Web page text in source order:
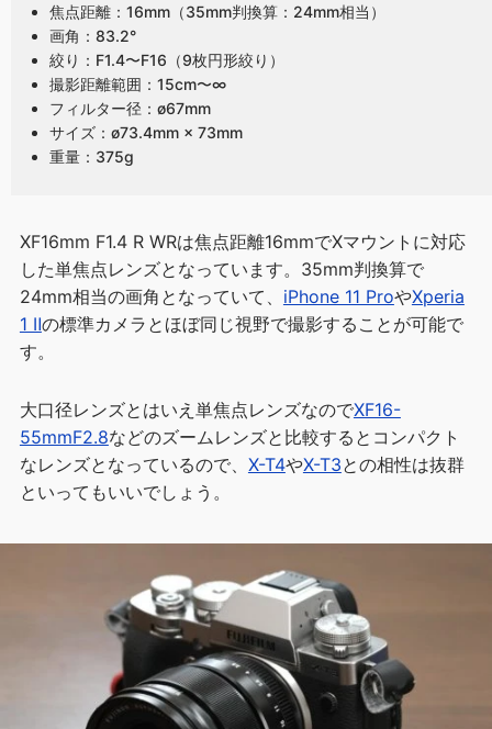
焦点距離：16mm（35mm判換算：24mm相当）
画角：83.2°
絞り：F1.4〜F16（9枚円形絞り）
撮影距離範囲：15cm〜∞
フィルター径：ø67mm
サイズ：ø73.4mm × 73mm
重量：375g
XF16mm F1.4 R WRは焦点距離16mmでXマウントに対応
した単焦点レンズとなっています。35mm判換算で
24mm相当の画角となっていて、 iPhone 11 ProやXperia
1 Ⅱの標準カメラとほぼ同じ視野で撮影することが可能で
す。
大口径レンズとはいえ単焦点レンズなのでXF16-
55mmF2.8などのズームレンズと比較するとコンパクト
なレンズとなっているので、 X-T4やX-T3との相性は抜群
といってもいいでしょう。